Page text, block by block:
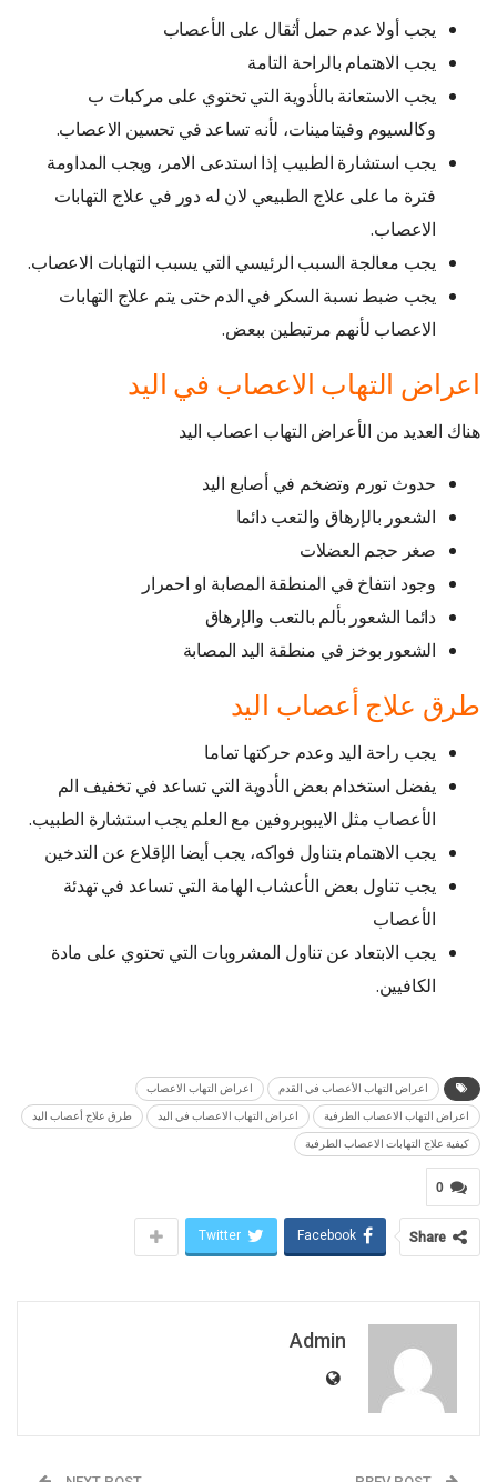
يجب أولا عدم حمل أثقال على الأعصاب
يجب الاهتمام بالراحة التامة
يجب الاستعانة بالأدوية التي تحتوي على مركبات ب
وكالسيوم وفيتامينات، لأنه تساعد في تحسين الاعصاب.
يجب استشارة الطبيب إذا استدعى الامر، ويجب المداومة
فترة ما على علاج الطبيعي لان له دور في علاج التهابات
الاعصاب.
يجب معالجة السبب الرئيسي التي يسبب التهابات الاعصاب.
يجب ضبط نسبة السكر في الدم حتى يتم علاج التهابات
الاعصاب لأنهم مرتبطين ببعض.
اعراض التهاب الاعصاب في اليد
هناك العديد من الأعراض التهاب اعصاب اليد
حدوث تورم وتضخم في أصابع اليد
الشعور بالإرهاق والتعب دائما
صغر حجم العضلات
وجود انتفاخ في المنطقة المصابة او احمرار
دائما الشعور بألم بالتعب والإرهاق
الشعور بوخز في منطقة اليد المصابة
طرق علاج أعصاب اليد
يجب راحة اليد وعدم حركتها تماما
يفضل استخدام بعض الأدوية التي تساعد في تخفيف الم
الأعصاب مثل الايبوبروفين مع العلم يجب استشارة الطبيب.
يجب الاهتمام بتناول فواكه، يجب أيضا الإقلاع عن التدخين
يجب تناول بعض الأعشاب الهامة التي تساعد في تهدئة
الأعصاب
يجب الابتعاد عن تناول المشروبات التي تحتوي على مادة
الكافيين.
اعراض التهاب الأعصاب في القدم اعراض التهاب الاعصاب
اعراض التهاب الاعصاب الطرفية اعراض التهاب الاعصاب في اليد طرق علاج أعصاب اليد
كيفية علاج التهابات الاعصاب الطرفية
0
Share
Facebook
Twitter
Admin